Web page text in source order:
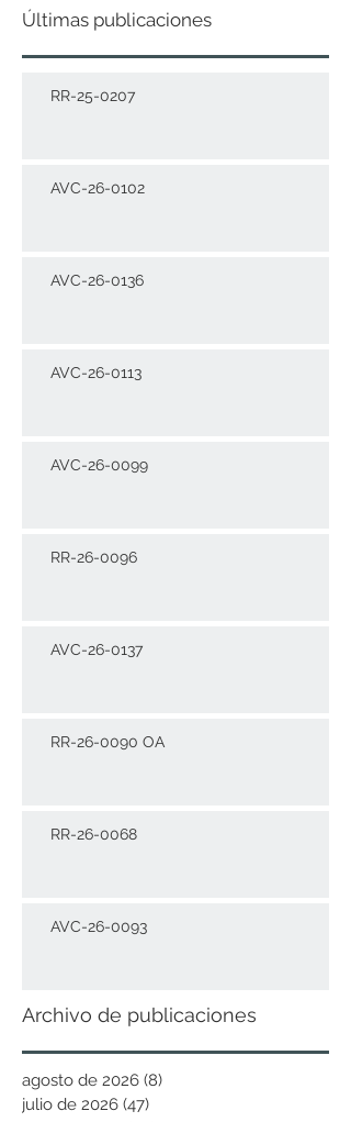
Últimas publicaciones
RR-25-0207
AVC-26-0102
AVC-26-0136
AVC-26-0113
AVC-26-0099
RR-26-0096
AVC-26-0137
RR-26-0090 OA
RR-26-0068
AVC-26-0093
Archivo de publicaciones
agosto de 2026 (8)
julio de 2026 (47)